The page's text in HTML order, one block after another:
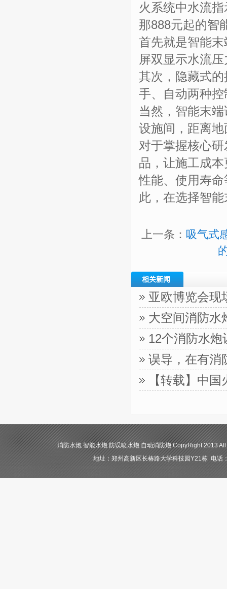
火系统中水流
那888元起的智
首先就是智能
屏双显示水流
其次，隐藏式
手、自动两种
当然，智能末
设施间，距离
对于掌握核心
品，让施工成
性能、使用寿
此，在选择智
上一条： 吸气式
相关新闻
亚欧博览会现
大空间消防水
12个消防水
误导，在有消
【转载】中
消防水炮 智能水炮 防误喷水炮 自动消防炮 CopyRight 2013
地址：郑州高新区长椿路大学科技园Y21栋 电